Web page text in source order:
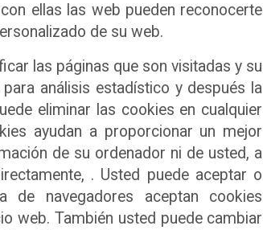
ellas las web pueden reconocerte
de su web.
las páginas que son visitadas y su
análisis estadístico y después la
eliminar las cookies en cualquier
ayudan a proporcionar un mejor
de su ordenador ni de usted, a
. Usted puede aceptar o
navegadores aceptan cookies
web. También usted puede cambiar